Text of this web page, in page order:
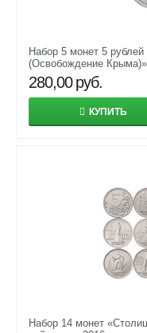
Набор 5 монет 5
(Освобождение Крыма)»
280,00 руб.
КУПИТЬ
Набор 14 монет